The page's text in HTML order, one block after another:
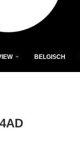
BELGISCH